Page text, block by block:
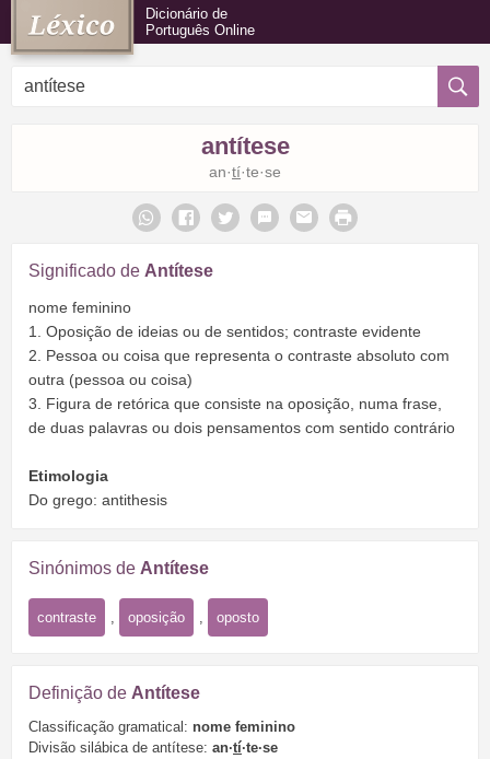
Dicionário de
Português Online
antítese
an·tí·te·se
Significado de Antítese
nome feminino
1. Oposição de ideias ou de sentidos; contraste evidente
2. Pessoa ou coisa que representa o contraste absoluto com
outra (pessoa ou coisa)
3. Figura de retórica que consiste na oposição, numa frase,
de duas palavras ou dois pensamentos com sentido contrário
Etimologia
Do grego: antithesis
Sinónimos de Antítese
contraste oposição oposto
Definição de Antítese
Classificação gramatical: nome feminino
Divisão silábica de antítese: an·tí·te·se